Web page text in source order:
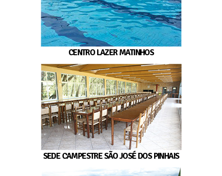
CENTRO LAZER MATINHOS
SEDE CAMPESTRE SÃO JOSÉ DOS PINHAIS